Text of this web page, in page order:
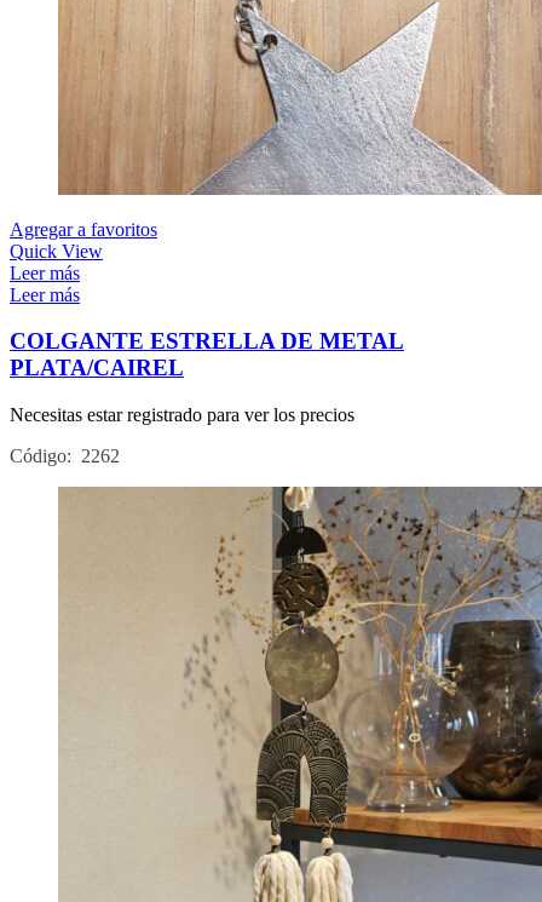
Agregar a favoritos
Quick View
Leer más
Leer más
COLGANTE ESTRELLA DE METAL
PLATA/CAIREL
Necesitas estar registrado para ver los precios
Código: 2262